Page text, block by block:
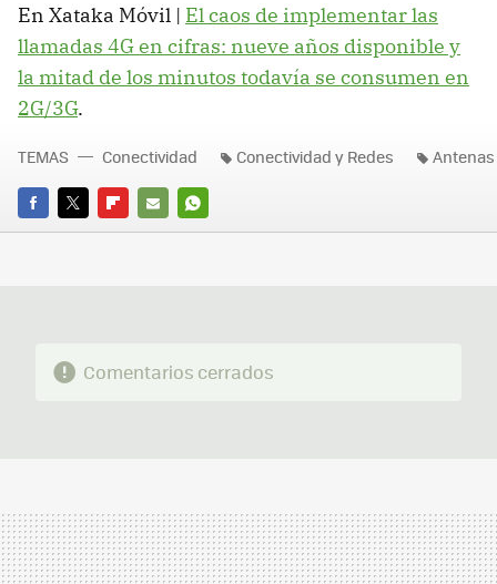
En Xataka Móvil | El caos de implementar las
llamadas 4G en cifras: nueve años disponible y
la mitad de los minutos todavía se consumen en
2G/3G.
FACEBOOK
TWITTERFLIPBOARD
E-
WHATSAPP
TEMAS Conectividad Conectividad y Redes
Comentarios cerrados